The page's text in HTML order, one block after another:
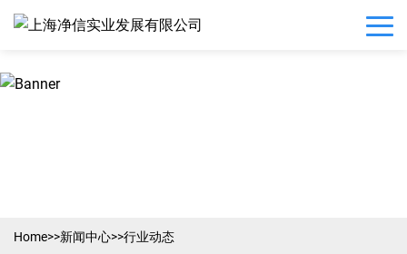
Home>>新闻中心>>行业动态